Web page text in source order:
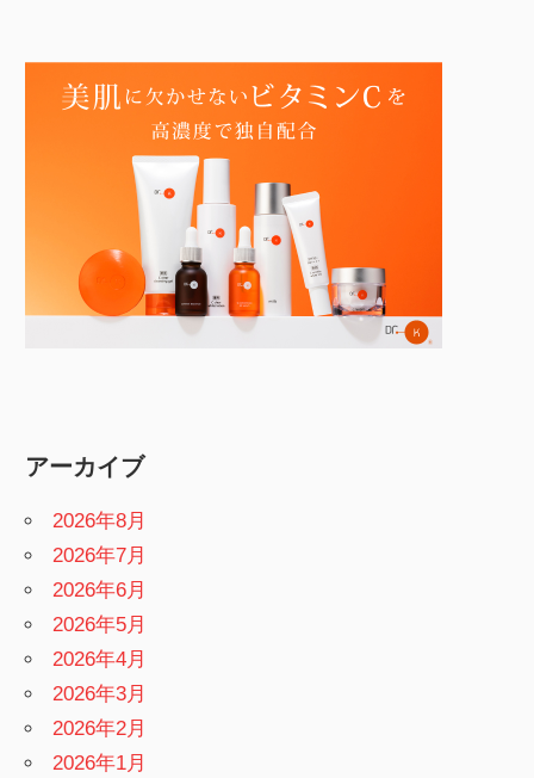
アーカイブ
2026年8月
2026年7月
2026年6月
2026年5月
2026年4月
2026年3月
2026年2月
2026年1月